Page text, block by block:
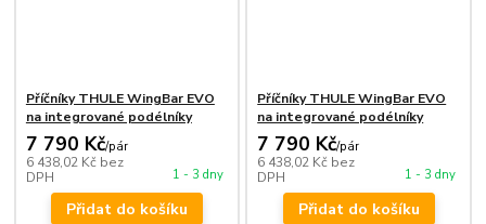
Příčníky THULE WingBar EVO
na integrované podélníky
7 790 Kč/pár
6 438,02 Kč bez
DPH
1 - 3 dny
Přidat do košíku
Příčníky THULE WingBar EVO
na integrované podélníky
7 790 Kč/pár
6 438,02 Kč bez
DPH
1 - 3 dny
Přidat do košíku